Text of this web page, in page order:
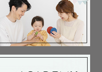
届けます。
い日常は
おります。